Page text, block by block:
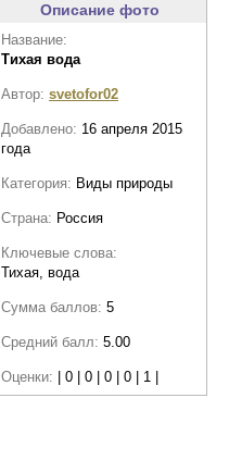
Описание фото
Название:
Тихая вода
Автор: svetofor02
Добавлено: 16 апреля 2015
года
Категория: Виды природы
Страна: Россия
Ключевые слова:
Тихая, вода
Сумма баллов: 5
Средний балл: 5.00
Оценки: | 0 | 0 | 0 | 0 | 1 |